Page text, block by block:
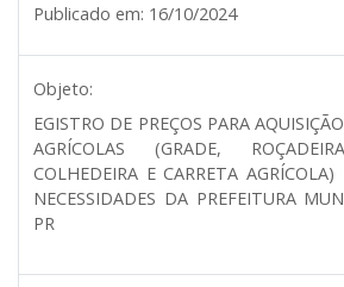
Publicado em: 16/10/2024
Objeto:
EGISTRO DE PREÇOS PARA
AGRÍCOLAS (GRADE,
COLHEDEIRA E CARRETA
NECESSIDADES DA PREFEITURA
PR